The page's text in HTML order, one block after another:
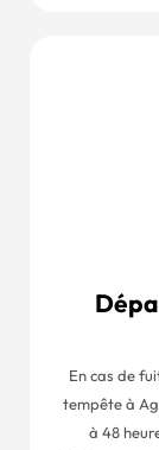
En cas de
tempête à
à 48